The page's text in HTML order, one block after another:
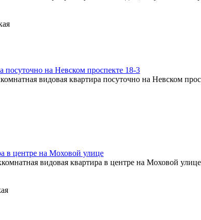
посуточно на Невском проспекте 18-3
в центре на Моховой улице